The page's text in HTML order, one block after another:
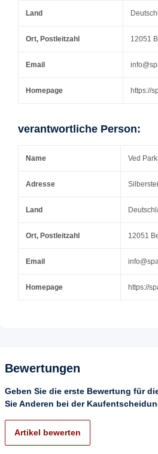
Land
Ort, Postleitzahl 12051
Email
Homepage https://
verantwortliche Person:
Name Ved
Adresse
Land
Ort, Postleitzahl 12051
Email
Homepage https://
Bewertungen
Geben Sie die erste Bewertung für
Sie Anderen bei der
Artikel bewerten